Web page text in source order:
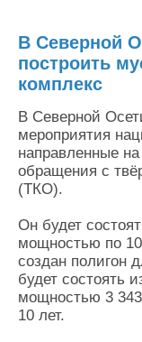
В Северной
построить
комплекс
В Северной
мероприятия
направленные
обращения с
(ТКО).
Он будет
мощностью по
создан полигон
будет состоять
мощностью 3 343
10 лет.